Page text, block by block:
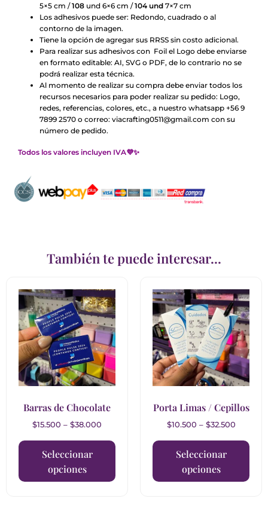
5×5 cm /108 und 6×6 cm /104 und 7×7 cm
Los adhesivos puede ser: Redondo, cuadrado o al
contorno de la imagen.
Tiene la opción de agregar sus RRSS sin costo adicional.
Para realizar sus adhesivos con Foil el Logo debe enviarse
en formato editable: AI, SVG o PDF, de lo contrario no se
podrá realizar esta técnica.
Al momento de realizar su compra debe enviar todos los
recursos necesarios para poder realizar su pedido: Logo,
redes, referencias, colores, etc., a nuestro whatsapp +56 9
7899 2570 o correo: viacrafting0511@gmail.com con su
número de pedido.
Todos los valores incluyen IVA💜✨
También te puede interesar...
Barras de Chocolate
$15.500 – $38.000
Seleccionar
opciones
Porta Limas / Cepillos
$10.500 – $32.500
Seleccionar
opciones